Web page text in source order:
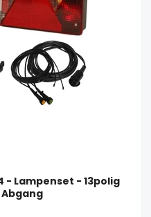
- Lampenset - 13polig